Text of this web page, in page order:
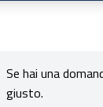
Se hai una
giusto.